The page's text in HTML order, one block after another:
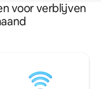
voor verblijven